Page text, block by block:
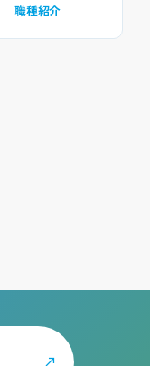
職種紹介